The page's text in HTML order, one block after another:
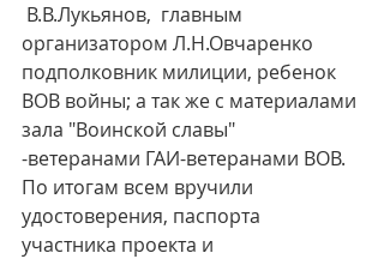
В.В.Лукьянов,  главным
организатором Л.Н.Овчаренко
подполковник милиции, ребенок
ВОВ войны; а так же с материалами
зала "Воинской славы"
-ветеранами ГАИ-ветеранами ВОВ.
По итогам всем вручили
удостоверения, паспорта
участника проекта и